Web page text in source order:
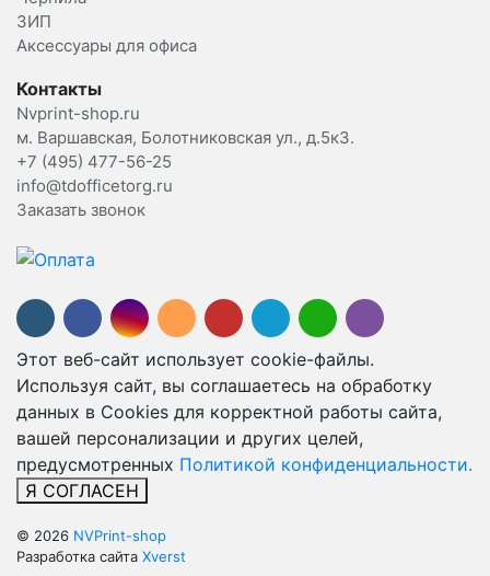
ЗИП
Аксессуары для офиса
Контакты
Nvprint-shop.ru
м. Варшавская, Болотниковская ул., д.5к3.
+7 (495) 477-56-25
info@tdofficetorg.ru
Заказать звонок
Этот веб-сайт использует cookie-файлы.
Используя сайт, вы соглашаетесь на обработку
данных в Cookies для корректной работы сайта,
вашей персонализации и других целей,
предусмотренных Политикой конфиденциальности.
Я СОГЛАСЕН
© 2026 NVPrint-shop
Разработка сайта Xverst